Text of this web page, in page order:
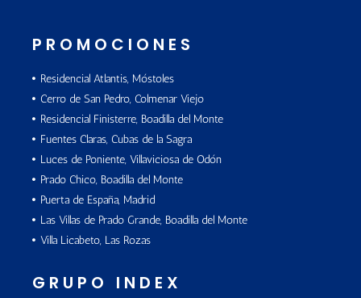
PROMOCIONES
Residencial Atlantis, Móstoles
Cerro de San Pedro, Colmenar Viejo
Residencial Finisterre, Boadilla del Monte
Fuentes Claras, Cubas de la Sagra
Luces de Poniente, Villaviciosa de Odón
Prado Chico, Boadilla del Monte
Puerta de España, Madrid
Las Villas de Prado Grande, Boadilla del Monte
Villa Licabeto, Las Rozas
GRUPO INDEX